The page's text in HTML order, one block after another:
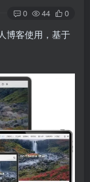
0 44 0
博客使用，基于